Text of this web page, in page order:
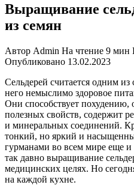
Выращивание
из семян
Автор Admin На чтение 9 мин
Опубликовано 13.02.2023
Сельдерей считается одним
него немыслимо здоровое
Они способствует похудению,
полезных свойств, содержит
и минеральных соединений.
тонкий, но яркий и
гурманами во всем мире еще
так давно выращивание
медицинских целях. Но
на каждой кухне.